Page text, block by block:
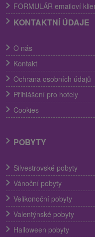
FORMULÁR emailoví
KONTAKTNÍ ÚDAJE
O nás
Kontakt
Ochrana osobních údajů
Přihlášení pro hotely
Cookies
POBYTY
Silvestrovské pobyty
Vánoční pobyty
Velikonoční pobyty
Valentýnské pobyty
Halloween pobyty